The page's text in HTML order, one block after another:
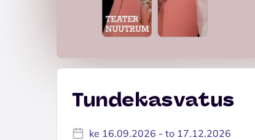
Tundekasvatus
ke 16.09.2026 - to 17.12.2026